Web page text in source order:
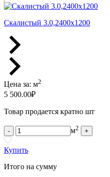
Скалистый 3.0,2400x1200
Цена за: м2
5 500.00₽
Товар продается кратно шт
- м2 +
Купить
Итого на сумму